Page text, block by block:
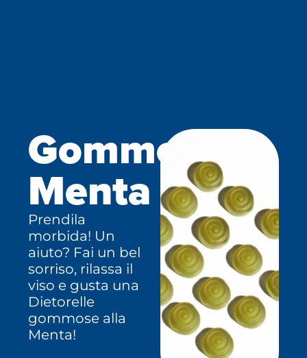
Gommose
Menta
Prendila
morbida! Un
aiuto? Fai un bel
sorriso, rilassa il
viso e gusta una
Dietorelle
gommose alla
Menta!